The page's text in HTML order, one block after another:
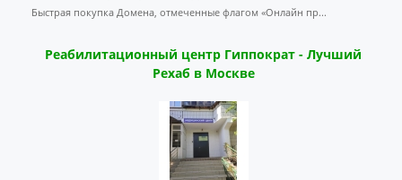
Быстрая покупка Домена, отмеченные флагом «Онлайн пр...
Реабилитационный центр Гиппократ - Лучший
Рехаб в Москве